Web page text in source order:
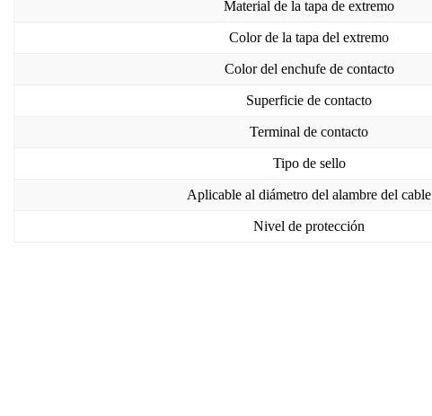
Material de la tapa de extremo
Color de la tapa del extremo
Color del enchufe de contacto
Superficie de contacto
Terminal de contacto
Tipo de sello
Aplicable al diámetro del alambre del cable
Nivel de protección